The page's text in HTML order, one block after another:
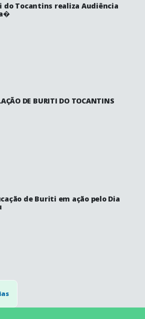
Tocantins realiza Audiência
DE BURITI DO TOCANTINS
de Buriti em ação pelo Dia